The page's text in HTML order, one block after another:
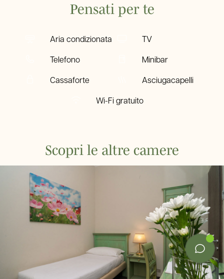
Pensati per te
Aria condizionata
TV
Telefono
Minibar
Cassaforte
Asciugacapelli
Wi-Fi gratuito
Scopri le altre camere